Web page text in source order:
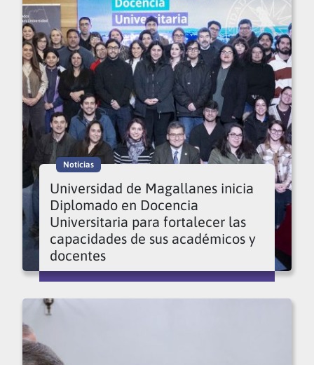
Noticias
Universidad de Magallanes inicia
Diplomado en Docencia
Universitaria para fortalecer las
capacidades de sus académicos y
docentes